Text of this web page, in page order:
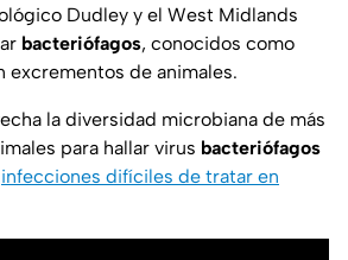
Dudley y el West Midlands
bacteriófagos, conocidos como
excrementos de animales.
la diversidad microbiana de más
para hallar virus bacteriófagos
infecciones difíciles de tratar en